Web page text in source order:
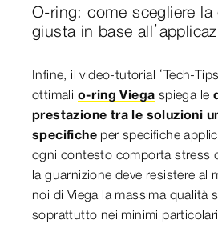
O-ring: come scegliere la
giusta in base
Infine, il video-tutorial ‘Tech-
ottimali o-ring Viega spiega le
prestazione tra le soluzioni
specifiche per specifiche
ogni contesto comporta stress
la guarnizione deve resistere al
noi di Viega la massima qualità
soprattutto nei minimi